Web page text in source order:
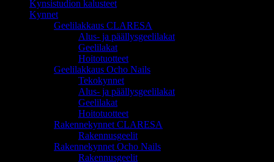
Kynsistudion kalusteet
Kynnet
Geelilakkaus CLARESA
Alus- ja päällysgeelilakat
Geelilakat
Hoitotuotteet
Geelilakkaus Ocho Nails
Tekokynnet
Alus- ja päällysgeelilakat
Geelilakat
Hoitotuotteet
Rakennekynnet CLARESA
Rakennusgeelit
Rakennekynnet Ocho Nails
Rakennusgeelit